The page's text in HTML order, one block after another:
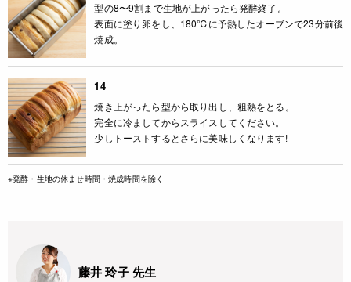
型の8〜9割まで生地が上がったら発酵終了。
表面に塗り卵をし、180℃に予熱したオーブンで23分前後
焼成。
14
焼き上がったら型から取り出し、粗熱をとる。
完全に冷ましてからスライスしてください。
少しトーストするとさらに美味しくなります!
※発酵・生地の休ませ時間・焼成時間を除く
藤井 玲子 先生